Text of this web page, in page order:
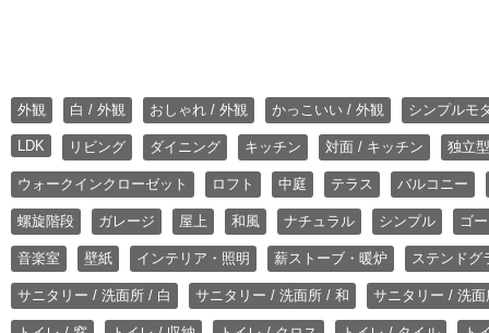
外観 白 / 外観 おしゃれ / 外観 かっこいい / 外観 シンプルモ
LDK リビング ダイニング キッチン 対面 / キッチン 独立
ウォークインクローゼット ロフト 中庭 テラス バルコニー
螺旋階段 ガレージ 屋上 和風 ナチュラル シンプル ゴ
音楽室 壁紙 インテリア・照明 薪ストーブ・暖炉 ステンドグ
サニタリー / 洗面所 / 白 サニタリー / 洗面所 / 和 サニタリー / 洗